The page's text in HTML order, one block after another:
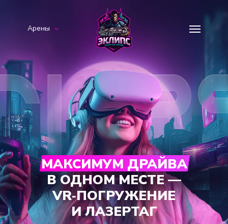
Арены
МАКСИМУМ ДРАЙВА
В ОДНОМ МЕСТЕ —
VR‑ПОГРУЖЕНИЕ
И ЛАЗЕРТАГ